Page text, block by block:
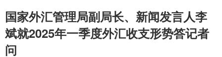
国家外汇管理局副局长、新闻发言人李
斌就2025年一季度外汇收支形势答记者
问